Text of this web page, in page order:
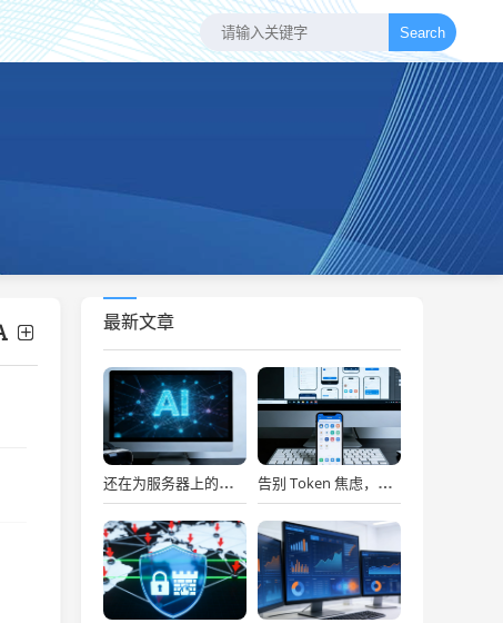
Search
最新文章
还在为服务器上的问题烦恼？有了智能终端，我再也不怕了！ 告别 Token 焦虑，让 AI Agent 24 小时为你打工